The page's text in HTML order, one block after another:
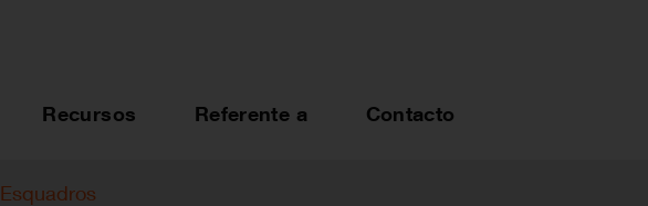
Recursos Referente a Contacto
Esquadros